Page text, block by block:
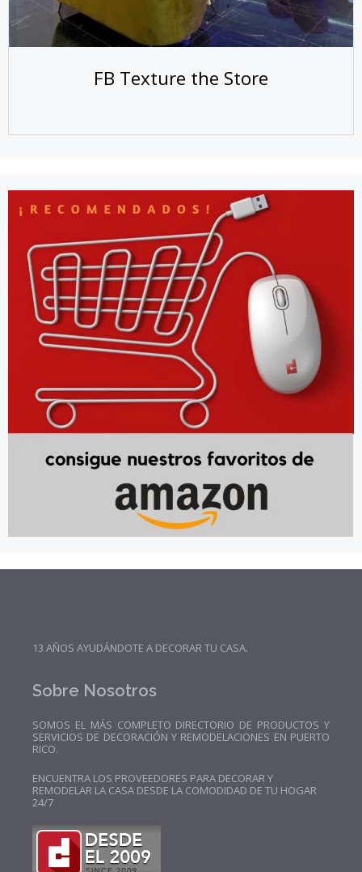
FB Texture the Store
13 AÑOS AYUDÁNDOTE A DECORAR TU CASA.
Sobre Nosotros
SOMOS EL MÁS COMPLETO DIRECTORIO DE PRODUCTOS Y
SERVICIOS DE DECORACIÓN Y REMODELACIONES EN PUERTO
RICO.
ENCUENTRA LOS PROVEEDORES PARA DECORAR Y
REMODELAR LA CASA DESDE LA COMODIDAD DE TU HOGAR
24/7